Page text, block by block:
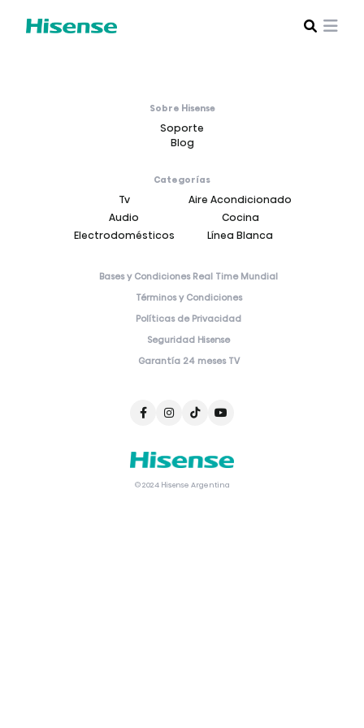
Sobre Hisense
Soporte
Blog
Categorías
Tv
Aire Acondicionado
Audio
Cocina
Electrodomésticos
Línea Blanca
Bases y Condiciones Real Time Mundial
Términos y Condiciones
Políticas de Privacidad
Seguridad Hisense
Garantía 24 meses TV
© 2024 Hisense Argentina